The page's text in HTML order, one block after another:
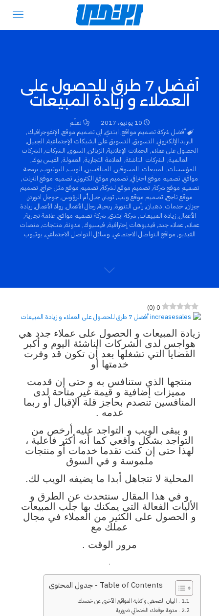
أفضل 7 طرق للحصول على
العملاء و زيادة المبيعات
10 يونيو، 2017
تعلّم
أفضل شركة تصميم مواقع, ابتدي, ابي تصميم موقع, الإنفوجرافيك,
البريد الإلكتروني, التسويق, التسويق على الشبكات الإجتماعية, الجبيل,
الحصول على عملاء, الحملات الإعلانية, الزبائن, السوق, الشركات, الشركات
العالمية, الشركات الناشئة, العلامة التجارية, العمولة, الفيس بوك,
المؤسسات, المبيعات, المسوقين, المنافسين, الويب, اليوتيوب, برمجة
مواقع, تصميم موقع احترافي, تصميم موقع الكتروني, تصميم موقع انترنت,
تصميم موقع شركة, تصميم موقع لشركة, تصميم موقع مثل حراج, تصميم
موقع ناجح, تصميم موقع ويب, تويتر, جبل أم الرؤوس, جوجل ادوردز,
جيزان,خدمات,دهبان,رأس التنورة,ربحية,رجال الأعمال,رواد الأعمال,ريادة
الأعمال,زيادة المبيعات, شركة ابتدي, شركة تصميم مواقع,علامة تجارية,
عملاء, عملاء جدد, فيديوهات إحترافية, فيسبوك, مدونة, منتجات, منصات
الفيديو, مواقع التواصل الاجتماعي, وسائل التواصل الاجتماعي, يوتيوب
0
(
0
)
زيادة المبيعات و الحصول على عملاء جدد هي
هواجس لدى الشركات الناشئة اليوم و أكبر
القضايا التي تشغلها بعد أن تكون قد وفرت
خدمتها أو
منتجها الذي ستنافس به و حتى إن قدمت
مميزات إضافية و قيمة غير متاحة لدى
المنافسين تنصدم بحاجز قلة الإقبال أو ربما
عدمه .
و يبقى الويب و التواجد عليه أرخص من
التواجد بشكل واقعي كما أنه أكثر فاعلية ،
لهذا حتى إن كنت تقدما خدمات أو منتجات
ملموسة و في السوق
المحلية لا تتجاهل أبدا ما يضيفه الويب لك.
و في هذا المقال سنتحدث عن الطرق و
الأليات الفعالة التي يمكنك بها جلب المبيعات
و الحصول على الكثير من العملاء في مجال
عملك مع
مرور الوقت .
.
Table of Contents - جدول المحتوى
1 . البيان الصحفي و كتابة المواقع الأخرى عن خدمتك
2 . مدونة موقعك الخدماتي ضرورية